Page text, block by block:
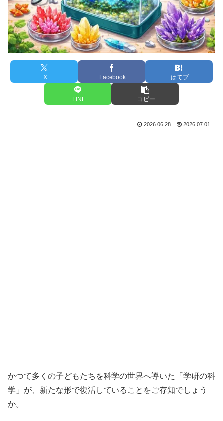
X Facebook はてブ
LINE コピー
2026.06.28 2026.07.01
かつて多くの子どもたちを科学の世界へ導いた「学研の科
学」が、新たな形で復活していることをご存知でしょう
か。